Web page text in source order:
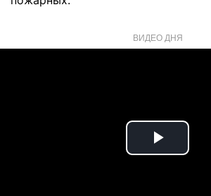
ВИДЕО ДНЯ
Play